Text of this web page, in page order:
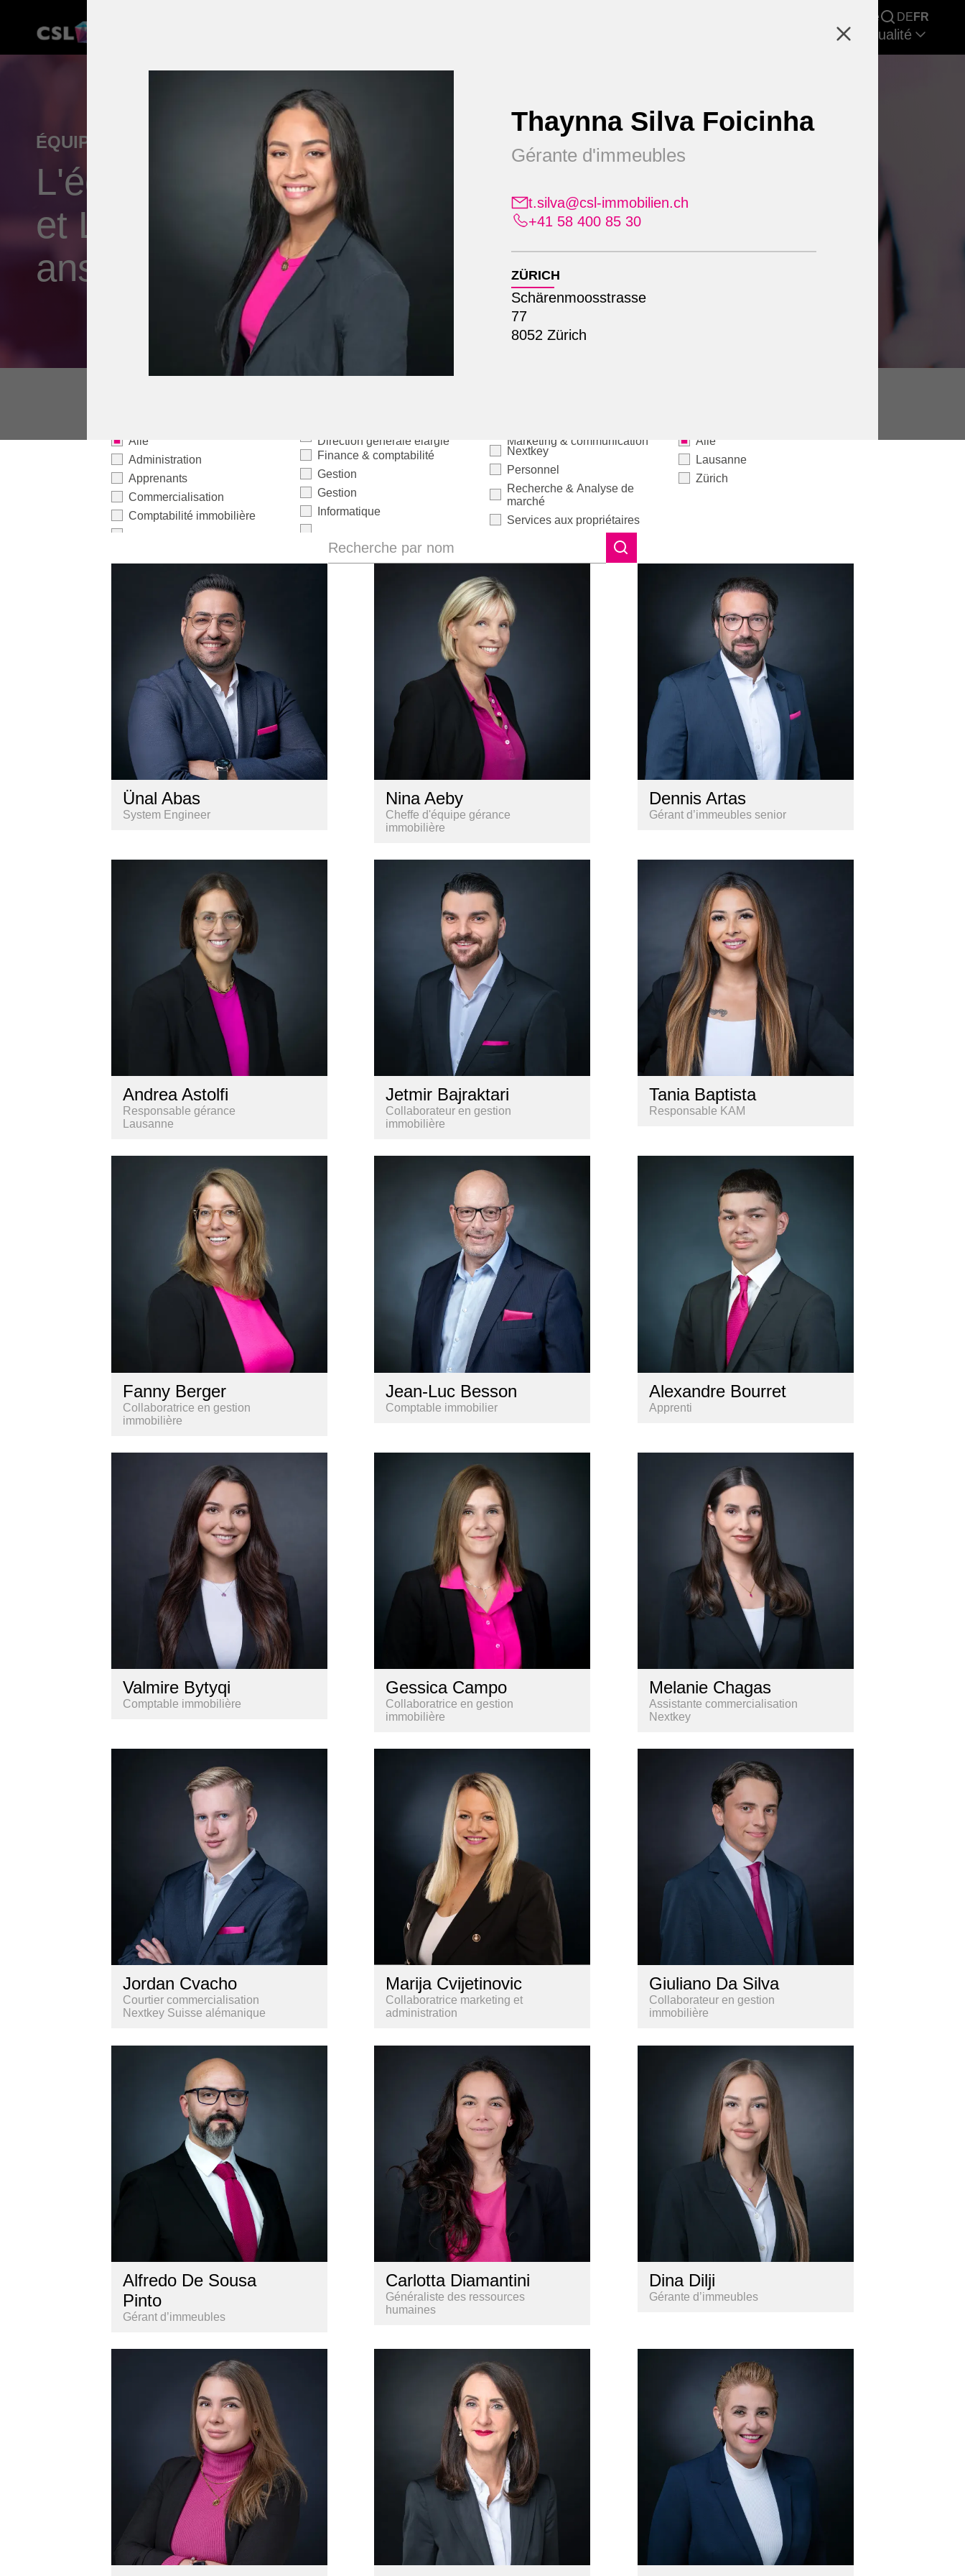
Carrière DE FR
Recherche & Rapports de marché Actualité
Thaynna Silva Foicinha
Gérante d'immeubles
t.silva@csl-immobilien.ch
+41 58 400 85 30
ZÜRICH
Schärenmoosstrasse
77
8052 Zürich
ÉQUIPE
L'équipe CSL Immobilien à Zurich
et Lausanne - Depuis plus de 50
ans
Alle
Administration
Apprenants
Commercialisation
Comptabilité immobilière
Direction générale élargie
Finance & comptabilité
Gestion
Gestion
Informatique
Marketing & communication
Nextkey
Personnel
Recherche & Analyse de
marché
Services aux propriétaires
Alle
Lausanne
Zürich
Recherche par nom
Ünal Abas
System Engineer
Nina Aeby
Cheffe d'équipe gérance
immobilière
Dennis Artas
Gérant d’immeubles senior
Andrea Astolfi
Responsable gérance
Lausanne
Jetmir Bajraktari
Collaborateur en gestion
immobilière
Tania Baptista
Responsable KAM
Fanny Berger
Collaboratrice en gestion
immobilière
Jean-Luc Besson
Comptable immobilier
Alexandre Bourret
Apprenti
Valmire Bytyqi
Comptable immobilière
Gessica Campo
Collaboratrice en gestion
immobilière
Melanie Chagas
Assistante commercialisation
Nextkey
Jordan Cvacho
Courtier commercialisation
Nextkey Suisse alémanique
Marija Cvijetinovic
Collaboratrice marketing et
administration
Giuliano Da Silva
Collaborateur en gestion
immobilière
Alfredo De Sousa
Pinto
Gérant d’immeubles
Carlotta Diamantini
Généraliste des ressources
humaines
Dina Dilji
Gérante d’immeubles